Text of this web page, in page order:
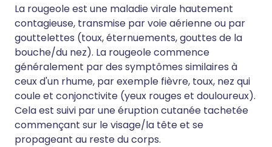
La rougeole est une maladie virale hautement
contagieuse, transmise par voie aérienne ou par
gouttelettes (toux, éternuements, gouttes de la
bouche/du nez). La rougeole commence
généralement par des symptômes similaires à
ceux d'un rhume, par exemple fièvre, toux, nez qui
coule et conjonctivite (yeux rouges et douloureux).
Cela est suivi par une éruption cutanée tachetée
commençant sur le visage/la tête et se
propageant au reste du corps.